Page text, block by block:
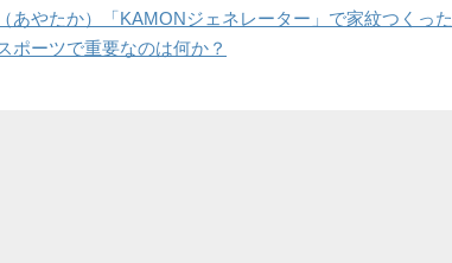
あやたか）「KAMONジェネレーター」で家紋つくった
ポーツで重要なのは何か？